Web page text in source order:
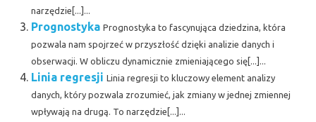
narzędzie[...]...
Prognostyka Prognostyka to fascynująca dziedzina, która
pozwala nam spojrzeć w przyszłość dzięki analizie danych i
obserwacji. W obliczu dynamicznie zmieniającego się[...]...
Linia regresji Linia regresji to kluczowy element analizy
danych, który pozwala zrozumieć, jak zmiany w jednej zmiennej
wpływają na drugą. To narzędzie[...]...